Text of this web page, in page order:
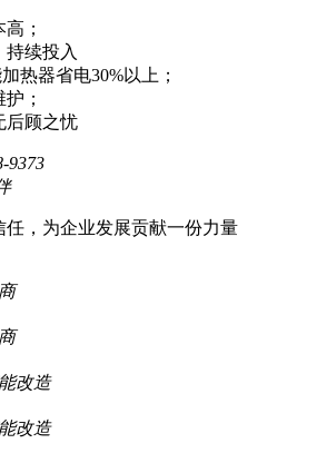
；
持续投入
热器省电30%以上；
；
后顾之忧
9373
任，为企业发展贡献一份力量
改造
改造